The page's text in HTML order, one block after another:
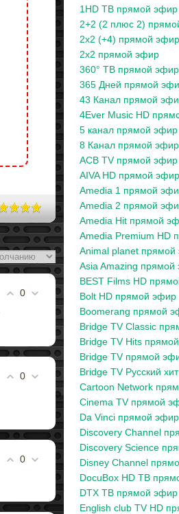
0
0
0
1HD ТВ прямой эфир
2+2 (2 плюс 2)
2x2 (+4) прямой эфир
2x2 прямой эфир
360° ТВ прямой эфир
365 Дней прямой
43 Канал прямой
4Ever Music HD
5 канал прямой эфир
8 Канал прямой эфир
ACB TV прямой эфир
AIVA HD прямой эфир
Amedia 1 прямой
Amedia 2 прямой
Amedia Hit прямой
Amedia Premium HD
Animal planet
Asia Amazing прямой
BEST Films HD
Bolt HD прямой эфир
Boomerang прямой
Bridge TV Classic
Bridge TV Hits
Bridge TV прямой
Bridge TV Русский
Cartoon Network
Cinema TV прямой
Da Vinci прямой эфир
Discovery Channel
Discovery Science
Disney Channel
DocuBox HD ТВ
DTX ТВ прямой эфир
English club TV HD